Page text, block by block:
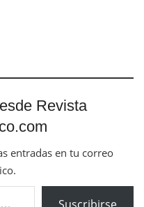
Revista
entradas en tu correo